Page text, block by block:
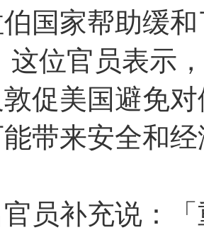
伯国家帮助缓
这位官员表示
促美国避免
带来安全和
员补充说：